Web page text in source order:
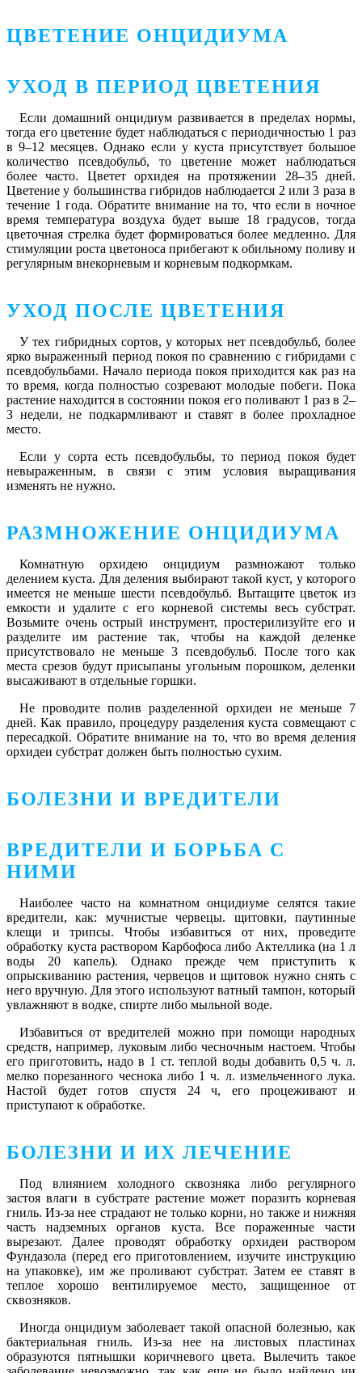
ЦВЕТЕНИЕ ОНЦИДИУМА
УХОД В ПЕРИОД ЦВЕТЕНИЯ
Если домашний онцидиум развивается в пределах нормы,
тогда его цветение будет наблюдаться с периодичностью 1 раз
в 9–12 месяцев. Однако если у куста присутствует большое
количество псевдобульб, то цветение может наблюдаться
более часто. Цветет орхидея на протяжении 28–35 дней.
Цветение у большинства гибридов наблюдается 2 или 3 раза в
течение 1 года. Обратите внимание на то, что если в ночное
время температура воздуха будет выше 18 градусов, тогда
цветочная стрелка будет формироваться более медленно. Для
стимуляции роста цветоноса прибегают к обильному поливу и
регулярным внекорневым и корневым подкормкам.
УХОД ПОСЛЕ ЦВЕТЕНИЯ
У тех гибридных сортов, у которых нет псевдобульб, более
ярко выраженный период покоя по сравнению с гибридами с
псевдобульбами. Начало периода покоя приходится как раз на
то время, когда полностью созревают молодые побеги. Пока
растение находится в состоянии покоя его поливают 1 раз в 2–
3 недели, не подкармливают и ставят в более прохладное
место.
Если у сорта есть псевдобульбы, то период покоя будет
невыраженным, в связи с этим условия выращивания
изменять не нужно.
РАЗМНОЖЕНИЕ ОНЦИДИУМА
Комнатную орхидею онцидиум размножают только
делением куста. Для деления выбирают такой куст, у которого
имеется не меньше шести псевдобульб. Вытащите цветок из
емкости и удалите с его корневой системы весь субстрат.
Возьмите очень острый инструмент, простерилизуйте его и
разделите им растение так, чтобы на каждой деленке
присутствовало не меньше 3 псевдобульб. После того как
места срезов будут присыпаны угольным порошком, деленки
высаживают в отдельные горшки.
Не проводите полив разделенной орхидеи не меньше 7
дней. Как правило, процедуру разделения куста совмещают с
пересадкой. Обратите внимание на то, что во время деления
орхидеи субстрат должен быть полностью сухим.
БОЛЕЗНИ И ВРЕДИТЕЛИ
ВРЕДИТЕЛИ И БОРЬБА С
НИМИ
Наиболее часто на комнатном онцидиуме селятся такие
вредители, как: мучнистые червецы. щитовки, паутинные
клещи и трипсы. Чтобы избавиться от них, проведите
обработку куста раствором Карбофоса либо Актеллика (на 1 л
воды 20 капель). Однако прежде чем приступить к
опрыскиванию растения, червецов и щитовок нужно снять с
него вручную. Для этого используют ватный тампон, который
увлажняют в водке, спирте либо мыльной воде.
Избавиться от вредителей можно при помощи народных
средств, например, луковым либо чесночным настоем. Чтобы
его приготовить, надо в 1 ст. теплой воды добавить 0,5 ч. л.
мелко порезанного чеснока либо 1 ч. л. измельченного лука.
Настой будет готов спустя 24 ч, его процеживают и
приступают к обработке.
БОЛЕЗНИ И ИХ ЛЕЧЕНИЕ
Под влиянием холодного сквозняка либо регулярного
застоя влаги в субстрате растение может поразить корневая
гниль. Из-за нее страдают не только корни, но также и нижняя
часть надземных органов куста. Все пораженные части
вырезают. Далее проводят обработку орхидеи раствором
Фундазола (перед его приготовлением, изучите инструкцию
на упаковке), им же проливают субстрат. Затем ее ставят в
теплое хорошо вентилируемое место, защищенное от
сквозняков.
Иногда онцидиум заболевает такой опасной болезнью, как
бактериальная гниль. Из-за нее на листовых пластинах
образуются пятнышки коричневого цвета. Вылечить такое